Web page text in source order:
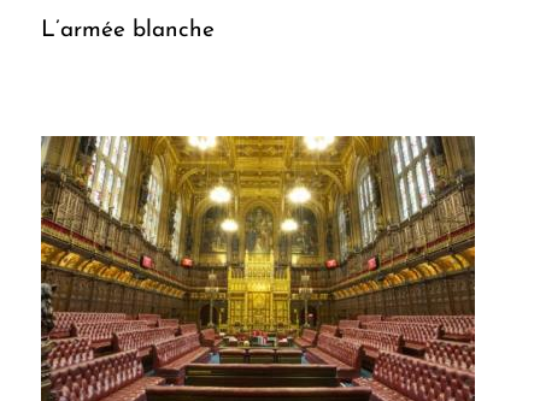
L’armée blanche